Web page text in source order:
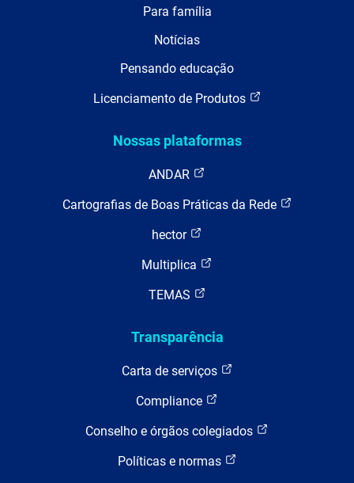
Para família
Notícias
Pensando educação
Licenciamento de Produtos
Nossas plataformas
ANDAR
Cartografias de Boas Práticas da Rede
hector
Multiplica
TEMAS
Transparência
Carta de serviços
Compliance
Conselho e órgãos colegiados
Políticas e normas